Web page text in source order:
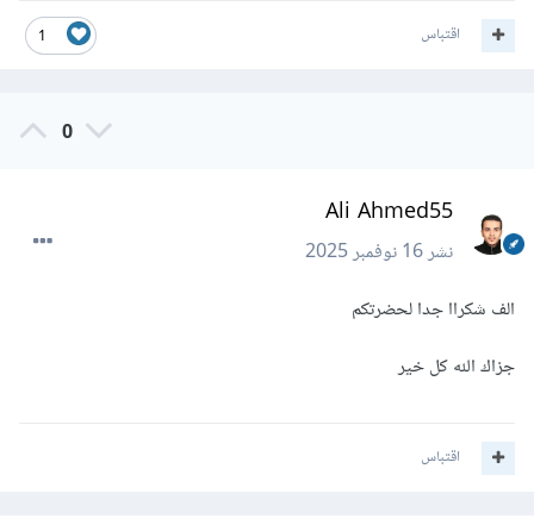
1 اقتباس
0
Ali Ahmed55
نشر16 نوفمبر 2025
الف شكراا جدا لحضرتكم
جزاك الله كل خير
اقتباس